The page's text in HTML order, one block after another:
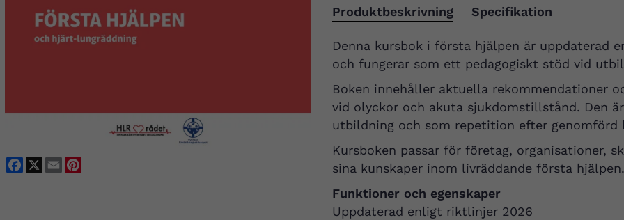
Facebook
X Email
Produktbeskrivning
Specifikation
Denna kursbok i första hjälpen är uppdaterad
och fungerar som ett pedagogiskt stöd vid
Boken innehåller aktuella rekommendationer
vid olyckor och akuta sjukdomstillstånd. Den
utbildning och som repetition efter genomförd
Kursboken passar för företag, organisationer,
sina kunskaper inom livräddande första hjälpen.
Funktioner och egenskaper
Uppdaterad enligt riktlinjer 2026